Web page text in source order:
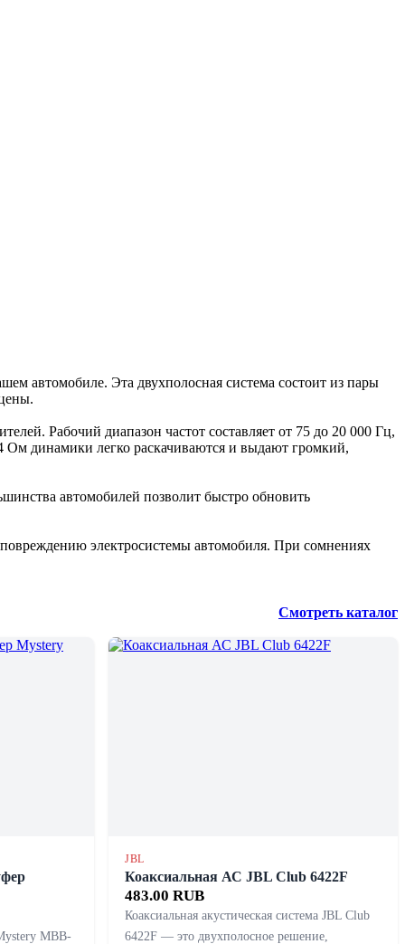
автомобиле. Эта двухполосная система состоит из пары
Рабочий диапазон частот составляет от 75 до 20 000 Гц,
Ом динамики легко раскачиваются и выдают громкий,
автомобилей позволит быстро обновить
электросистемы автомобиля. При сомнениях
Смотреть каталог
MBB-
JBL
Коаксиальная АС JBL Club 6422F
483.00 RUB
Коаксиальная акустическая система JBL Club
6422F — это двухполосное решение,